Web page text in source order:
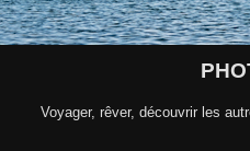
Voyager, rêver, découvrir les